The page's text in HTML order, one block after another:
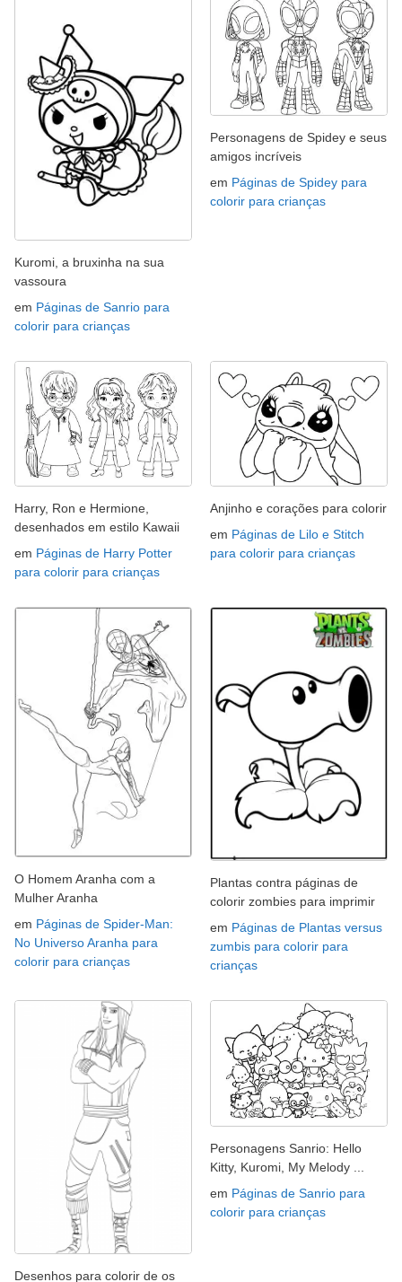
Kuromi, a bruxinha na sua
vassoura
em Páginas de Sanrio para
colorir para crianças
Personagens de Spidey e seus
amigos incríveis
em Páginas de Spidey para
colorir para crianças
Harry, Ron e Hermione,
desenhados em estilo Kawaii
em Páginas de Harry Potter
para colorir para crianças
Anjinho e corações para colorir
em Páginas de Lilo e Stitch
para colorir para crianças
O Homem Aranha com a
Mulher Aranha
em Páginas de Spider-Man:
No Universo Aranha para
colorir para crianças
Plantas contra páginas de
colorir zombies para imprimir
em Páginas de Plantas versus
zumbis para colorir para
crianças
Desenhos para colorir de os
Personagens Sanrio: Hello
Kitty, Kuromi, My Melody ...
em Páginas de Sanrio para
colorir para crianças